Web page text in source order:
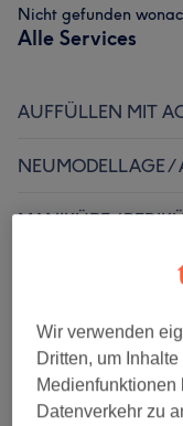
Nicht gefunden
Alle Services
AUFFÜLLEN MIT
NEUMODELLAGE /
MANIKÜRE /
2
LIQUID GEL (3)
Unsere Arbeit
Wir verwenden
Dritten, um
Medienfunktionen
Datenverkehr zu